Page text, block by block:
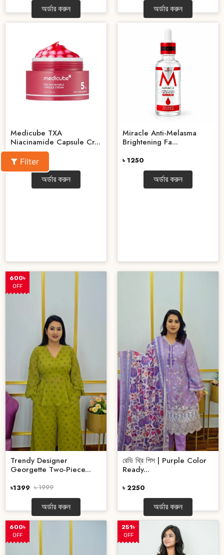
Filter
অর্ডার করুন অর্ডার করুন
Medicube TXA
Niacinamide Capsule Cr...
৳ 2850
অর্ডার করুন
Miracle Anti-Melasma
Brightening Fa...
৳ 1250
অর্ডার করুন
600৳
OFF
Trendy Designer
Georgette Two-Piece...
৳1399 ৳ 1999
অর্ডার করুন
রেডি থ্রি পিস | Purple Color
Ready...
৳ 2250
অর্ডার করুন
600৳
OFF
251৳
OFF